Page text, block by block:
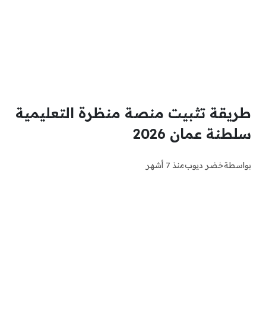
طريقة تثبيت منصة منظرة التعليمية
سلطنة عمان 2026
بواسطةخضر ديوبمنذ 7 أشهر